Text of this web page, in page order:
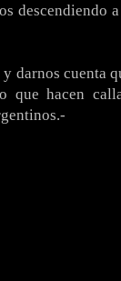
descendiendo
darnos cuenta
hacen